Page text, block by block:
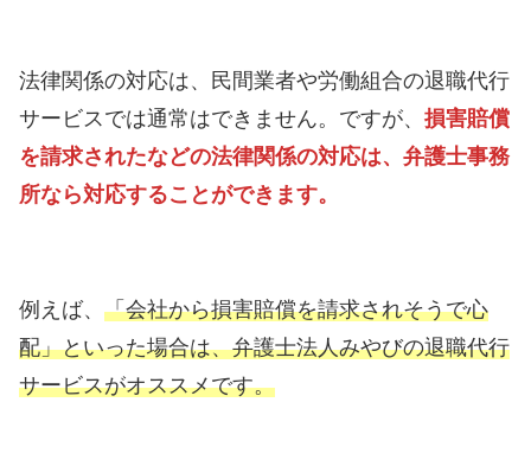
法律関係の対応は、民間業者や労働組合の退職代行
サービスでは通常はできません。ですが、 損害賠償
を請求されたなどの法律関係の対応は、弁護士事務
所なら対応することができます。
例えば、 「会社から損害賠償を請求されそうで心
配」といった場合は、弁護士法人みやびの退職代行
サービスがオススメです。